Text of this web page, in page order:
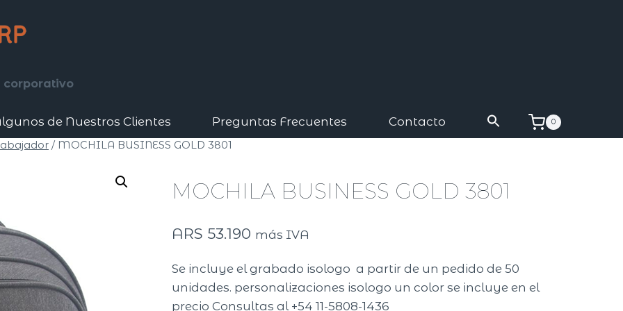
corporativo
de Nuestros Clientes Preguntas Frecuentes Contacto 0
/ MOCHILA BUSINESS GOLD 3801
MOCHILA BUSINESS GOLD 3801
ARS 53.190 más IVA
Se incluye el grabado isologo a partir de un pedido de 50
unidades. personalizaciones isologo un color se incluye en el
precio Consultas al +54 11-5808-1436